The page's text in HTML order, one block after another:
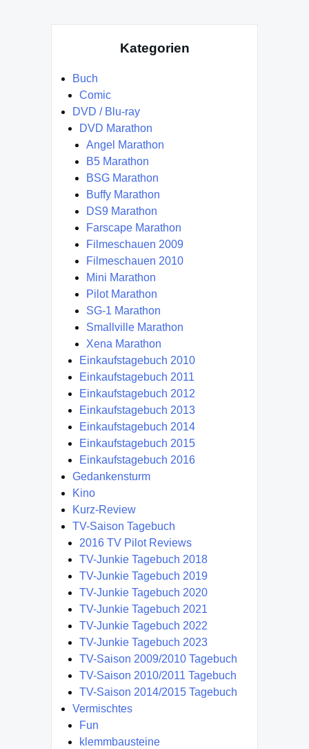
Kategorien
Buch
Comic
DVD / Blu-ray
DVD Marathon
Angel Marathon
B5 Marathon
BSG Marathon
Buffy Marathon
DS9 Marathon
Farscape Marathon
Filmeschauen 2009
Filmeschauen 2010
Mini Marathon
Pilot Marathon
SG-1 Marathon
Smallville Marathon
Xena Marathon
Einkaufstagebuch 2010
Einkaufstagebuch 2011
Einkaufstagebuch 2012
Einkaufstagebuch 2013
Einkaufstagebuch 2014
Einkaufstagebuch 2015
Einkaufstagebuch 2016
Gedankensturm
Kino
Kurz-Review
TV-Saison Tagebuch
2016 TV Pilot Reviews
TV-Junkie Tagebuch 2018
TV-Junkie Tagebuch 2019
TV-Junkie Tagebuch 2020
TV-Junkie Tagebuch 2021
TV-Junkie Tagebuch 2022
TV-Junkie Tagebuch 2023
TV-Saison 2009/2010 Tagebuch
TV-Saison 2010/2011 Tagebuch
TV-Saison 2014/2015 Tagebuch
Vermischtes
Fun
klemmbausteine